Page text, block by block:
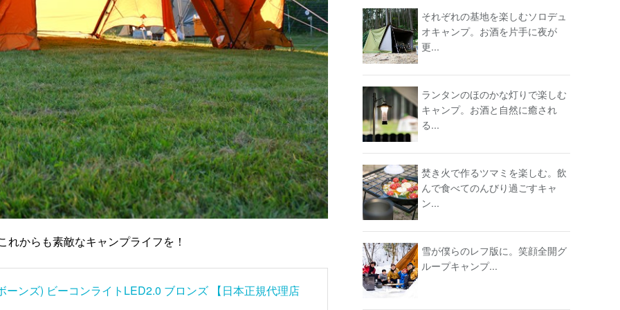
からも素敵なキャンプライフを！
ーンズ) ビーコンライトLED2.0 ブロンズ 【日本正規代理店
それぞれの基地を楽しむソロデュ
オキャンプ。お酒を片手に夜が
更...
ランタンのほのかな灯りで楽しむ
キャンプ。お酒と自然に癒され
る...
焚き火で作るツマミを楽しむ。飲
んで食べてのんびり過ごすキャ
ン...
雪が僕らのレフ版に。笑顔全開グ
ループキャンプ...